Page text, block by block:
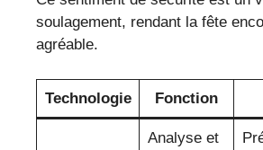
soulagement, rendant la fête
agréable.
Technologie Fonction
Analyse et